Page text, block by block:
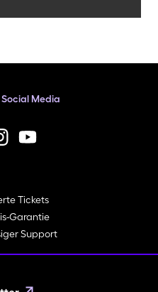
Media
YouTube
Tickets
Garantie
Support